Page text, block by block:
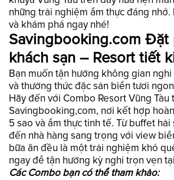
những trải nghiệm ẩm thực đáng nhớ.
và khám phá ngay nhé!
Savingbooking.com Đặt
khách sạn – Resort tiết
Bạn muốn tận hưởng không gian
và thưởng thức đặc sản biển tươi
Hãy đến với Combo Resort Vũng Tàu
Savingbooking,com, nơi kết hợp
5 sao và ẩm thực tinh tế. Từ buffet
đến nhà hàng sang trọng với view
bữa ăn đều là một trải nghiệm khó
ngay để tận hưởng kỳ nghỉ trọn vẹn
Các Combo bạn có thể tham khảo: